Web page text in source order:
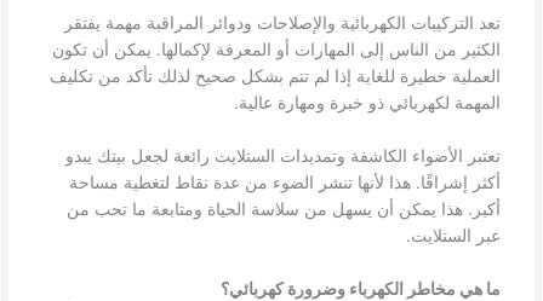
تعد التركيبات الكهربائية والإصلاحات ودوائر المراقبة مهمة يفتقر
الكثير من الناس إلى المهارات أو المعرفة لإكمالها. يمكن أن تكون
العملية خطيرة للغاية إذا لم تتم بشكل صحيح لذلك تأكد من تكليف
المهمة لكهربائي ذو خبرة ومهارة عالية.
تعتبر الأضواء الكاشفة وتمديدات الستلايت رائعة لجعل بيتك يبدو
أكثر إشراقًا. هذا لأنها تنشر الضوء من عدة نقاط لتغطية مساحة
أكبر. هذا يمكن أن يسهل من سلاسة الحياة ومتابعة ما تحب من
عبر الستلايت.
ما هي مخاطر الكهرباء وضرورة كهربائي؟